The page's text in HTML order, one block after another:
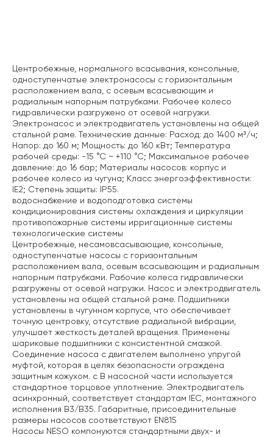
Центробежные, нормального всасывания, консольные,
одноступенчатые электронасосы с горизонтальным
расположением вала, с осевым всасывающим и
радиальным напорным патрубками. Рабочее колесо
гидравлически разгружено от осевой нагрузки.
Электронасос и электродвигатель установлены на общей
стальной раме. Технические данные: Расход: до 1400 м³/ч;
Напор: до 160 м; Мощность: до 160 кВт; Температура
рабочей среды: -15 °С ~ +110 °С; Максимальное рабочее
давление: до 16 бар; Материалы насосов: корпус и
рабочее колесо из чугуна; Класс энергоэффективности:
IE2; Степень защиты: IP55.
водоснабжение и водоподготовка системы
кондиционирования системы охлаждения и циркуляции
противопожарные системы ирригационные системы
технологические системы
Центробежные, несамовсасывающие, консольные,
одноступенчатые насосы с горизонтальным
расположением вала, осевым всасывающим и радиальным
напорным патрубками. Рабочие колеса гидравлически
разгружены от осевой нагрузки. Насос и электродвигатель
установлены на общей стальной раме. Подшипники
установлены в чугунном корпусе, что обеспечивает
точную центровку, отсутствие радиальной вибрации,
улучшает жесткость деталей вращения. Применены
шариковые подшипники с консистентной смазкой.
Соединение насоса с двигателем выполнено упругой
муфтой, которая в целях безопасности ограждена
защитным кожухом. c В насосной части используется
стандартное торцовое уплотнение. Электродвигатель
асинхронный, соответствует стандартам IEC, монтажного
исполнения B3/В35. Габаритные, присоединительные
размеры насосов соответствуют EN815
Насосы NESO компонуются стандартными двух- и